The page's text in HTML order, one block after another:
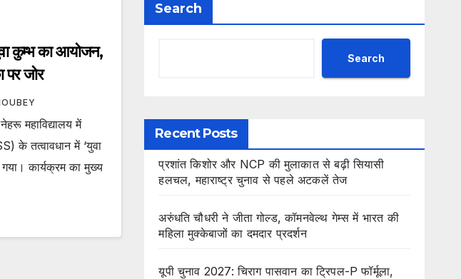
कुम्भ का आयोजन,
पर जोर
महाविद्यालय में
के तत्वावधान में ‘युवा
कार्यक्रम का मुख्य
Search
Search
Recent Posts
प्रशांत किशोर और NCP की मुलाकात से बढ़ी सियासी
हलचल, महाराष्ट्र चुनाव से पहले अटकलें तेज
अरुंधति चौधरी ने जीता गोल्ड, कॉमनवेल्थ गेम्स में भारत की
महिला मुक्केबाजों का दमदार प्रदर्शन
यूपी चुनाव 2027: चिराग पासवान का ट्रिपल-P फॉर्मूला,